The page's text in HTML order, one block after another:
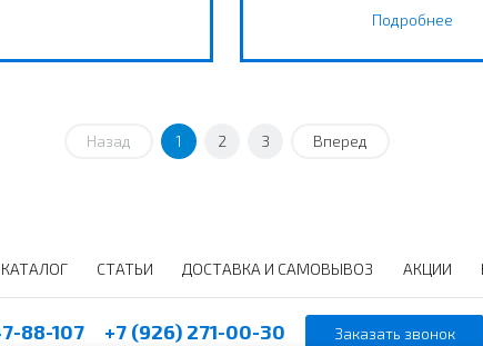
Подробнее
Назад 1 2 3 Вперед
КАТАЛОГ СТАТЬИ ДОСТАВКА И САМОВЫВОЗ АКЦИИ
88-107 +7 (926) 271-00-30 Заказать звонок